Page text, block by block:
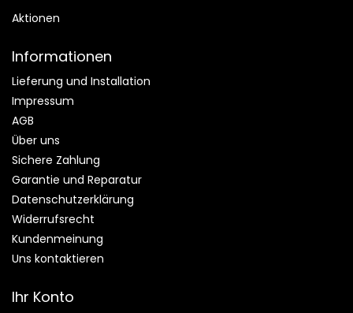
Aktionen
Informationen
Lieferung und Installation
Impressum
AGB
Über uns
Sichere Zahlung
Garantie und Reparatur
Datenschutzerklärung
Widerrufsrecht
Kundenmeinung
Uns kontaktieren
Ihr Konto